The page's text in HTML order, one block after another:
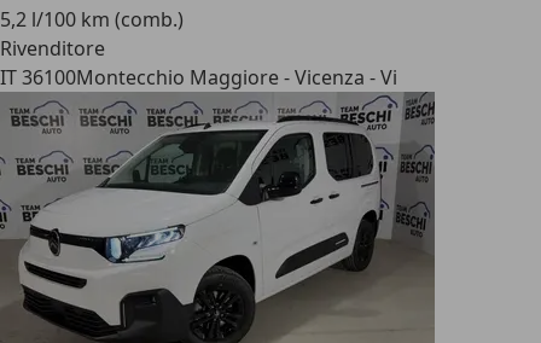
5,2 l/100 km (comb.)
Rivenditore
IT 36100Montecchio Maggiore - Vicenza - Vi